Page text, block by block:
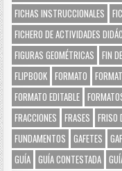
FICHAS INSTRUCCIONALES
FICHERO DE ACTIVIDADES
FIGURAS GEOMÉTRICAS
FIN
FLIPBOOK FORMATO
FORMATO EDITABLE
FRACCIONES
FRASES FRISO
FUNDAMENTOS
GAFETES
GUÍA GUÍA CONTESTADA